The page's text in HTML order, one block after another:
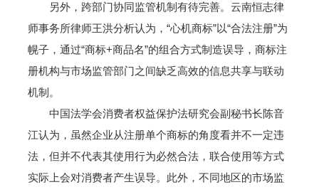
另外，跨部门协同监管机制有待完善。云南恒志律
师事务所律师王洪分析认为，“心机商标”以“合法注册”为
幌子，通过“商标+商品名”的组合方式制造误导，商标注
册机构与市场监管部门之间缺乏高效的信息共享与联动
机制。
中国法学会消费者权益保护法研究会副秘书长陈音
江认为，虽然企业从注册单个商标的角度看并不一定违
法，但并不代表其使用行为必然合法，联合使用等方式
实际上会对消费者产生误导。此外，不同地区的市场监